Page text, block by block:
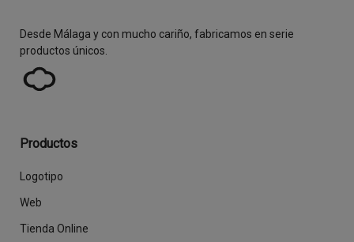
Desde Málaga y con mucho cariño, fabricamos en serie
productos únicos.
Productos
Logotipo
Web
Tienda Online